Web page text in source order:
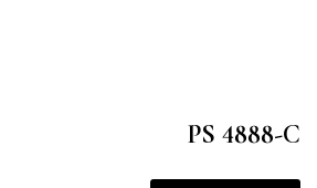
PS 4888-C